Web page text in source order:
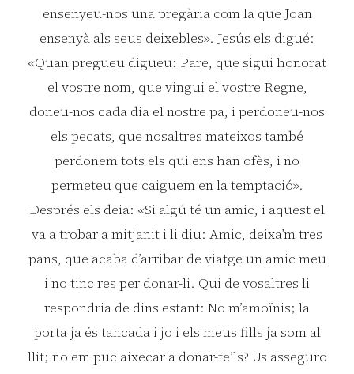
ensenyeu-nos una pregària com la que Joan
ensenyà als seus deixebles». Jesús els digué:
«Quan pregueu digueu: Pare, que sigui honorat
el vostre nom, que vingui el vostre Regne,
doneu-nos cada dia el nostre pa, i perdoneu-nos
els pecats, que nosaltres mateixos també
perdonem tots els qui ens han ofès, i no
permeteu que caiguem en la temptació».
Després els deia: «Si algú té un amic, i aquest el
va a trobar a mitjanit i li diu: Amic, deixa’m tres
pans, que acaba d’arribar de viatge un amic meu
i no tinc res per donar-li. Qui de vosaltres li
respondria de dins estant: No m’amoïnis; la
porta ja és tancada i jo i els meus fills ja som al
llit; no em puc aixecar a donar-te’ls? Us asseguro